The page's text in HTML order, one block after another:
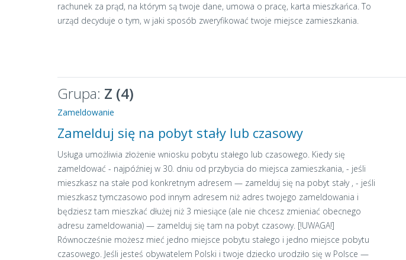
rachunek za prąd, na którym są twoje dane, umowa o pracę, karta mieszkańca. To
urząd decyduje o tym, w jaki sposób zweryfikować twoje miejsce zamieszkania.
Grupa: Z (4)
Zameldowanie
Zamelduj się na pobyt stały lub czasowy
Usługa umożliwia złożenie wniosku pobytu stałego lub czasowego. Kiedy się
zameldować - najpóźniej w 30. dniu od przybycia do miejsca zamieszkania, - jeśli
mieszkasz na stałe pod konkretnym adresem — zamelduj się na pobyt stały , - jeśli
mieszkasz tymczasowo pod innym adresem niż adres twojego zameldowania i
będziesz tam mieszkać dłużej niż 3 miesiące (ale nie chcesz zmieniać obecnego
adresu zameldowania) — zamelduj się tam na pobyt czasowy. [!UWAGA!]
Równocześnie możesz mieć jedno miejsce pobytu stałego i jedno miejsce pobytu
czasowego. Jeśli jesteś obywatelem Polski i twoje dziecko urodziło się w Polsce —